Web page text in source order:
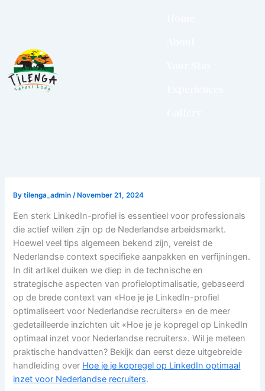
Bytilenga_admin/ November 21, 2024
Een sterk LinkedIn-profiel is essentieel voor professionals
die actief willen zijn op de Nederlandse arbeidsmarkt.
Hoewel veel tips algemeen bekend zijn, vereist de
Nederlandse context specifieke aanpakken en verfijningen.
In dit artikel duiken we diep in de technische en
strategische aspecten van profieloptimalisatie, gebaseerd
op de brede context van «Hoe je je LinkedIn-profiel
optimaliseert voor Nederlandse recruiters» en de meer
gedetailleerde inzichten uit «Hoe je je kopregel op LinkedIn
optimaal inzet voor Nederlandse recruiters». Wil je meteen
praktische handvatten? Bekijk dan eerst deze uitgebreide
handleiding over Hoe je je kopregel op LinkedIn optimaal
inzet voor Nederlandse recruiters.